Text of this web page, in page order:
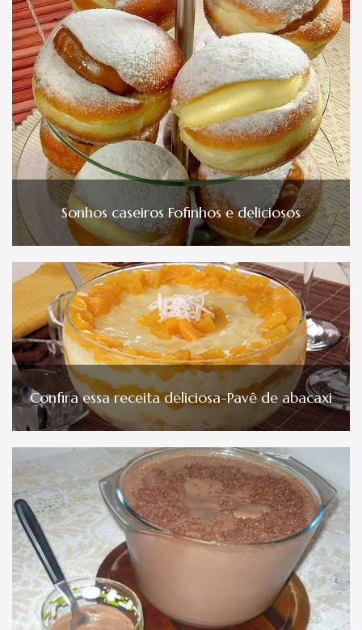
Sonhos caseiros Fofinhos e deliciosos
Confira essa receita deliciosa-Pavê de abacaxi